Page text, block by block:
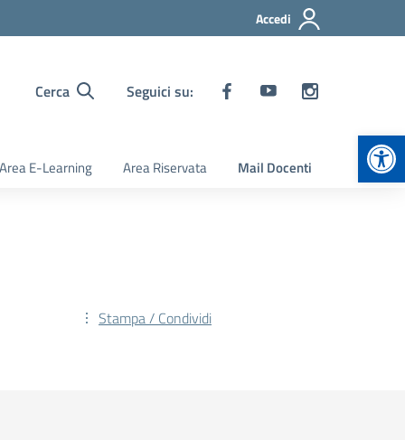
Accedi
Cerca Seguici su:
Area E-Learning Area Riservata Mail Docenti
Stampa / Condividi